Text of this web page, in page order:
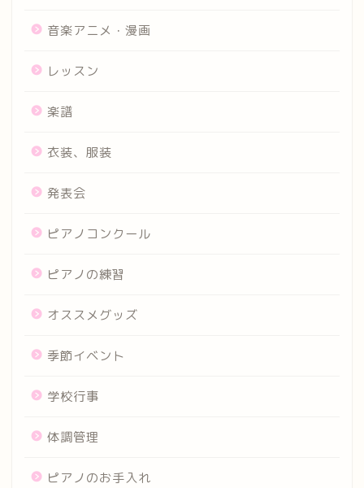
音楽アニメ・漫画
レッスン
楽譜
衣装、服装
発表会
ピアノコンクール
ピアノの練習
オススメグッズ
季節イベント
学校行事
体調管理
ピアノのお手入れ